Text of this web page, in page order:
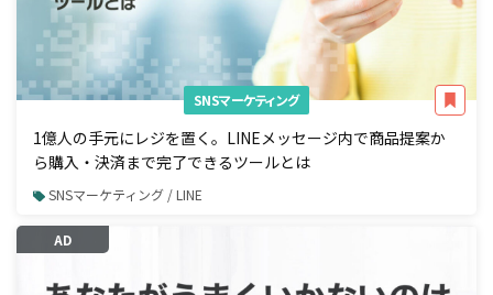
SNSマーケティング
1億人の手元にレジを置く。LINEメッセージ内で商品提案か
ら購入・決済まで完了できるツールとは
SNSマーケティング / LINE
AD